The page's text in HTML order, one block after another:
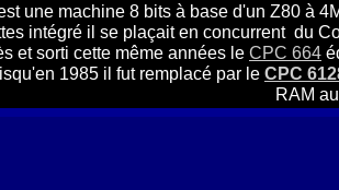
une machine 8 bits à base d'un Z80 à
intégré il se plaçait en concurrent du
et sorti cette même années le CPC 664
1985 il fut remplacé par le CPC
RAM